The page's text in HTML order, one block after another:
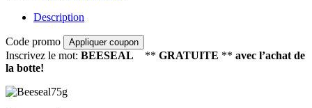
Description
Code promo Appliquer coupon
Inscrivez le mot: BEESEAL ** GRATUITE ** avec l’achat de
la botte!